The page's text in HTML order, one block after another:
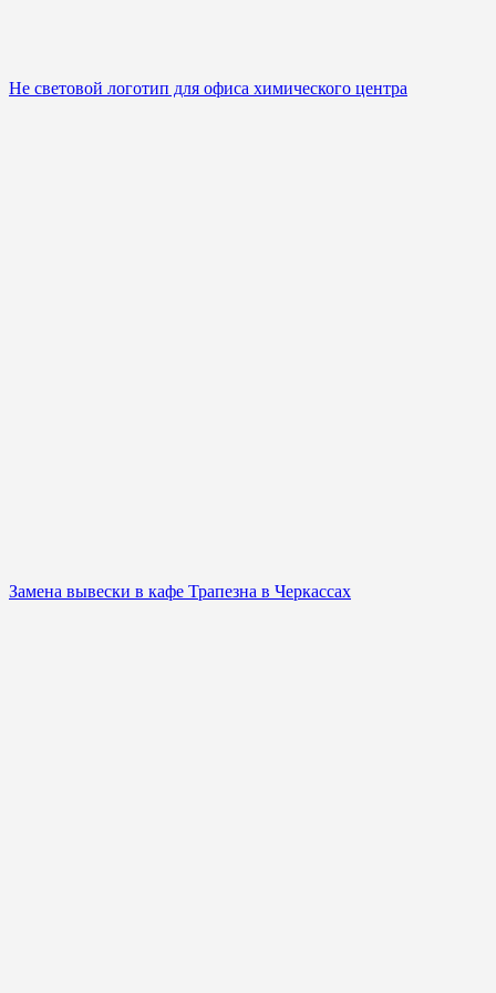
Не световой логотип для офиса химического центра
Замена вывески в кафе Трапезна в Черкассах